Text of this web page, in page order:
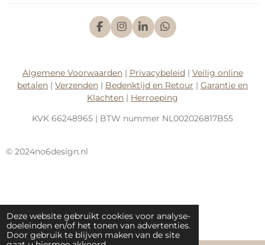
Deze website gebruikt cookies voor analyse-
doeleinden en/of het tonen van advertenties.
Door gebruik te blijven maken van de site
b
o
o
a
g
r
F
a
b
o
o
k
I
n
a
g
r
a
L
i
e
d
I
n
W
h
s
A
p
p
Algemene Voorwaarden| Privacybeleid | Veilig online
betalen | Verzenden | Bedenktijd en Retour | Garantie en
Klachten | Herroeping
KVK 66248965 | BTW nummer NL002026817B55
© 2024no6design.nl